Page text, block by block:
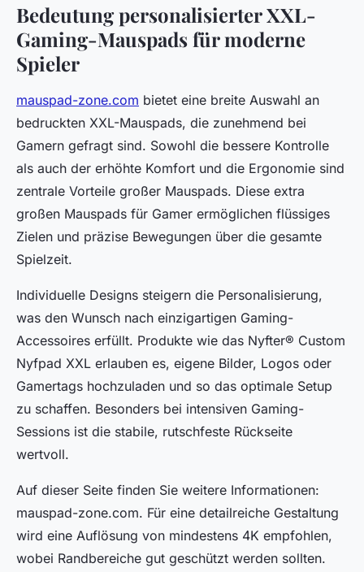
Bedeutung personalisierter XXL-
Gaming-Mauspads für moderne
Spieler
mauspad-zone.com bietet eine breite Auswahl an
bedruckten XXL-Mauspads, die zunehmend bei
Gamern gefragt sind. Sowohl die bessere Kontrolle
als auch der erhöhte Komfort und die Ergonomie sind
zentrale Vorteile großer Mauspads. Diese extra
großen Mauspads für Gamer ermöglichen flüssiges
Zielen und präzise Bewegungen über die gesamte
Spielzeit.
Individuelle Designs steigern die Personalisierung,
was den Wunsch nach einzigartigen Gaming-
Accessoires erfüllt. Produkte wie das Nyfter® Custom
Nyfpad XXL erlauben es, eigene Bilder, Logos oder
Gamertags hochzuladen und so das optimale Setup
zu schaffen. Besonders bei intensiven Gaming-
Sessions ist die stabile, rutschfeste Rückseite
wertvoll.
Auf dieser Seite finden Sie weitere Informationen:
mauspad-zone.com. Für eine detailreiche Gestaltung
wird eine Auflösung von mindestens 4K empfohlen,
wobei Randbereiche gut geschützt werden sollten.